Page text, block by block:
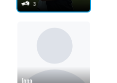
3
Jona